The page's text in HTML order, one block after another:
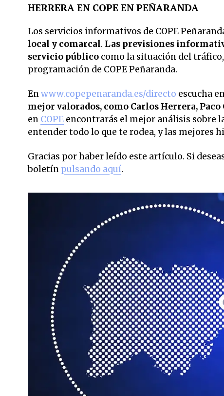
HERRERA EN COPE EN PEÑARANDA
Los servicios informativos de COPE
local y comarcal. Las previsiones
servicio público como la situación del
programación de COPE Peñaranda.
Enwww.copepenaranda.es/directo escucha
mejor valorados, como Carlos Herrera,
en COPE encontrarás el mejor análisis sobre
entender todo lo que te rodea, y las mejores
Gracias por haber leído este artículo. Si
boletín pulsando aquí.